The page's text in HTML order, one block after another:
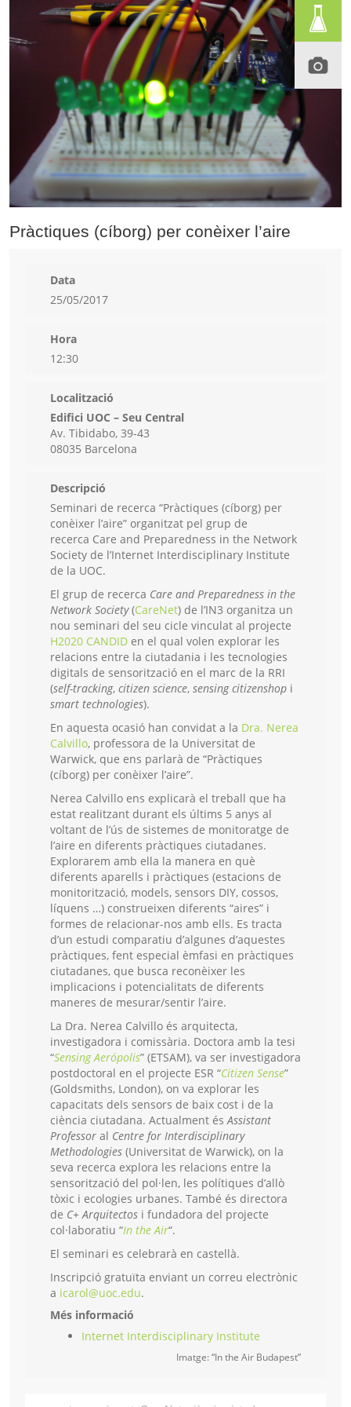
Pràctiques (cíborg) per conèixer l’aire
Data
25/05/2017
Hora
12:30
Localització
Edifici UOC – Seu Central
Av. Tibidabo, 39-43
08035 Barcelona
Descripció
Seminari de recerca “Pràctiques (cíborg) per
conèixer l’aire” organitzat pel grup de
recerca Care and Preparedness in the Network
Society de l’Internet Interdisciplinary Institute
de la UOC.
El grup de recerca Care and Preparedness in the
Network Society(CareNet) de l’IN3 organitza un
nou seminari del seu cicle vinculat al projecte
H2020 CANDID en el qual volen explorar les
relacions entre la ciutadania i les tecnologies
digitals de sensorització en el marc de la RRI
(self-tracking, citizen science, sensing citizenshop i
smart technologies).
En aquesta ocasió han convidat a la Dra. Nerea
Calvillo, professora de la Universitat de
Warwick, que ens parlarà de “Pràctiques
(cíborg) per conèixer l’aire”.
Nerea Calvillo ens explicarà el treball que ha
estat realitzant durant els últims 5 anys al
voltant de l’ús de sistemes de monitoratge de
l’aire en diferents pràctiques ciutadanes.
Explorarem amb ella la manera en què
diferents aparells i pràctiques (estacions de
monitorització, models, sensors DIY, cossos,
líquens …) construeixen diferents “aires” i
formes de relacionar-nos amb ells. Es tracta
d’un estudi comparatiu d’algunes d’aquestes
pràctiques, fent especial èmfasi en pràctiques
ciutadanes, que busca reconèixer les
implicacions i potencialitats de diferents
maneres de mesurar/sentir l’aire.
La Dra. Nerea Calvillo és arquitecta,
investigadora i comissària. Doctora amb la tesi
“Sensing Aerópolis” (ETSAM), va ser investigadora
postdoctoral en el projecte ESR “Citizen Sense”
(Goldsmiths, London), on va explorar les
capacitats dels sensors de baix cost i de la
ciència ciutadana. Actualment ésAssistant
Professor al Centre for Interdisciplinary
Methodologies (Universitat de Warwick), on la
seva recerca explora les relacions entre la
sensorització del pol·len, les polítiques d’allò
tòxic i ecologies urbanes. També és directora
de C+ Arquitectos i fundadora del projecte
col·laboratiu “In the Air“.
El seminari es celebrarà en castellà.
Inscripció gratuïta enviant un correu electrònic
a icarol@uoc.edu.
Més informació
Internet Interdisciplinary Institute
Imatge: “In the Air Budapest”